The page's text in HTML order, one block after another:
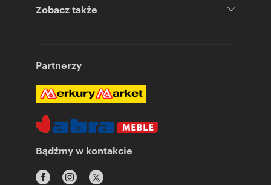
Zobacz także
Partnerzy
Bądźmy w kontakcie